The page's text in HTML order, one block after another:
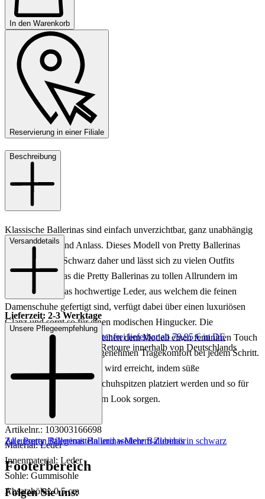
In den Warenkorb
Reservierung in einer Filiale
Beschreibung
Klassische Ballerinas sind einfach unverzichtbar, ganz unabhängig
von Jahreszeit und Anlass. Dieses Modell von Pretty Ballerinas
kommt ganz in Schwarz daher und lässt sich zu vielen Outfits
kombinieren, was die Pretty Ballerinas zu tollen Allrundern im
Alltag macht. Das hochwertige Leder, aus welchem die feinen
Damenschuhe gefertigt sind, verfügt dabei über einen luxuriösen
Glanz und sorgt so für einen modischen Hingucker. Die
abgerundeten Spitzen verleihen dem Modell einen femininen Touch
und bieten dabei einen angenehmen Tragekomfort bei jedem Schritt.
Eine gewisse Verspieltheit wird erreicht, indem süße
Kordelschleifen auf den Schuhspitzen platziert werden und so für
das gewisse Etwas in Ihrem Look sorgen.
Artikelnr.: 103003166698
Material: Leder
Innenmaterial: Leder
Sohle: Gummisohle
Absatzhöhe: 0,5 cm
Versanddetails
Lieferzeit: 2-3 Werktage
Keine Versandkosten:
kostenfrei lieferbar ab 79,95 € in DE
Einfache und Kostenlose Retoure innerhalb von Deutschlands
Unsere Pflegeempfehlung
Zu unseren Pflegemitteln und weiterem Zubehör
Alle Pretty Ballerinas BallerinasMehr Ballerinas in schwarz
Footerbereich
Folgen Sie uns: